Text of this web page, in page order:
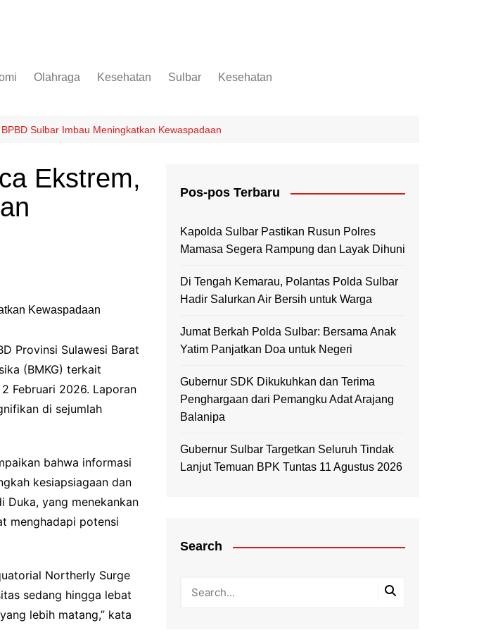
Olahraga Kesehatan Sulbar
Mamuju Tengah
Mamasa
Kesehatan
Sulbar Imbau Meningkatkan Kewaspadaan
Ekstrem,
Provinsi Sulawesi Barat
(BMKG) terkait
Februari 2026. Laporan
di sejumlah
bahwa informasi
kesiapsiagaan dan
Duka, yang menekankan
menghadapi potensi
Northerly Surge
sedang hingga lebat
lebih matang,” kata
Pos-pos Terbaru
Kapolda Sulbar Pastikan Rusun Polres
Mamasa Segera Rampung dan Layak Dihuni
Di Tengah Kemarau, Polantas Polda Sulbar
Hadir Salurkan Air Bersih untuk Warga
Jumat Berkah Polda Sulbar: Bersama Anak
Yatim Panjatkan Doa untuk Negeri
Gubernur SDK Dikukuhkan dan Terima
Penghargaan dari Pemangku Adat Arajang
Balanipa
Gubernur Sulbar Targetkan Seluruh Tindak
Lanjut Temuan BPK Tuntas 11 Agustus 2026
Search